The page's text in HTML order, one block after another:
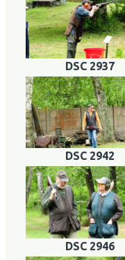
DSC 2937
DSC 2942
DSC 2946